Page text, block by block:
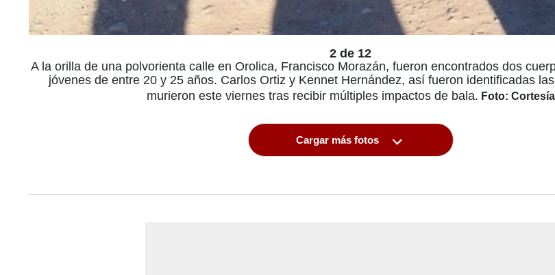
2 de 12
A la orilla de una polvorienta calle en Orolica, Francisco Morazán, fueron encontrados dos
jóvenes de entre 20 y 25 años. Carlos Ortiz y Kennet Hernández, así fueron identificadas
murieron este viernes tras recibir múltiples impactos de bala. Foto: Cortesía
Cargar más fotos